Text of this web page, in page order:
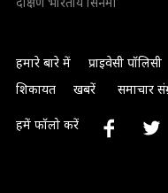
हमारे बारे में प्राइवेसी पॉलिसी
शिकायत
खबरें समाचार
हमें फॉलो करें